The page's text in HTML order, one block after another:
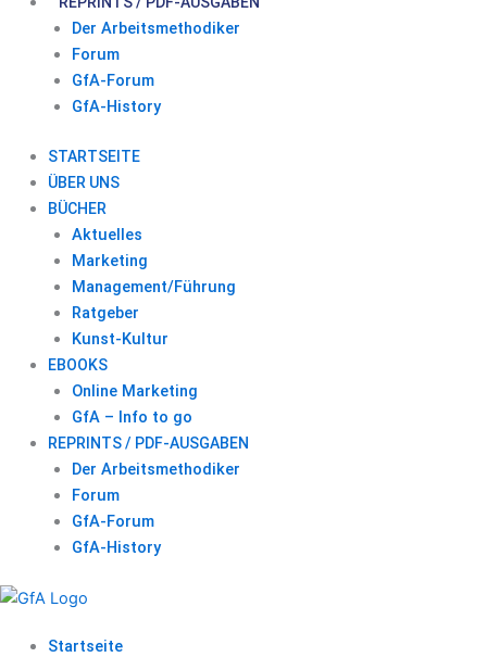
Der Arbeitsmethodiker
Forum
GfA-Forum
GfA-History
STARTSEITE
ÜBER UNS
BÜCHER
Aktuelles
Marketing
Management/Führung
Ratgeber
Kunst-Kultur
EBOOKS
Online Marketing
GfA – Info to go
REPRINTS / PDF-AUSGABEN
Der Arbeitsmethodiker
Forum
GfA-Forum
GfA-History
Startseite